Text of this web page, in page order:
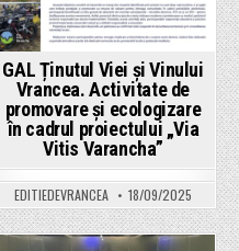
GAL Ținutul Viei și Vinului
Vrancea. Activitate de
promovare și ecologizare
în cadrul proiectului „Via
Vitis Varancha”
EDITIEDEVRANCEA 18/09/2025